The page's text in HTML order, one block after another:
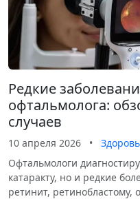
Редкие
офтальмолога:
случаев
10 апреля 2026 •
Офтальмологи
катаракту, но и редкие
ретинит, ретинобластому,